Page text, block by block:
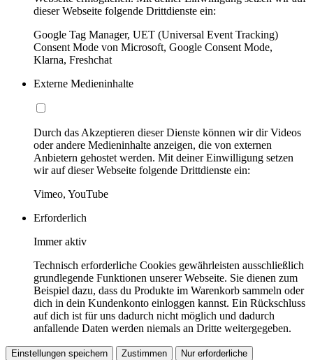
dieser Webseite folgende Drittdienste ein:
Google Tag Manager, UET (Universal Event Tracking)
Consent Mode von Microsoft, Google Consent Mode,
Klarna, Freshchat
Externe Medieninhalte
Durch das Akzeptieren dieser Dienste können wir dir Videos
oder andere Medieninhalte anzeigen, die von externen
Anbietern gehostet werden. Mit deiner Einwilligung setzen
wir auf dieser Webseite folgende Drittdienste ein:
Vimeo, YouTube
Erforderlich
Immer aktiv
Technisch erforderliche Cookies gewährleisten ausschließlich
grundlegende Funktionen unserer Webseite. Sie dienen zum
Beispiel dazu, dass du Produkte im Warenkorb sammeln oder
dich in dein Kundenkonto einloggen kannst. Ein Rückschluss
auf dich ist für uns dadurch nicht möglich und dadurch
anfallende Daten werden niemals an Dritte weitergegeben.
Einstellungen speichern Zustimmen Nur erforderliche